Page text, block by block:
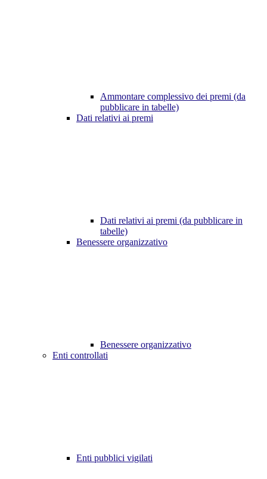
Ammontare complessivo dei premi (da
pubblicare in tabelle)
Dati relativi ai premi
Dati relativi ai premi (da pubblicare in
tabelle)
Benessere organizzativo
Benessere organizzativo
Enti controllati
Enti pubblici vigilati